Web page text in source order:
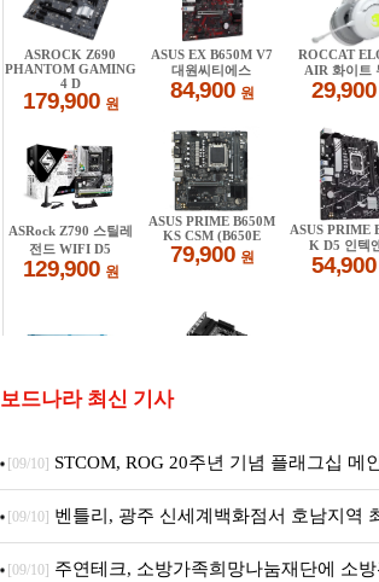
보드나라 최신 기사
[09/10] STCOM, ROG 20주년 기념 플래그십 메
Crosshair X870E EDITION 20 국내 출시 예정
[09/10] 벤틀리, 광주 신세계백화점서 호남지역
픈
[09/10] 주연테크, 소방가족희망나눔재단에 소